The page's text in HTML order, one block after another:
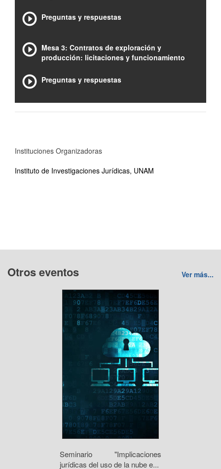
Preguntas y respuestas
Mesa 3: Contratos de exploración y
producción: licitaciones y funcionamiento
Preguntas y respuestas
Instituciones Organizadoras
Instituto de Investigaciones Jurídicas, UNAM
Otros eventos Ver más...
Seminario "Implicaciones
jurídicas del uso de la nube e...